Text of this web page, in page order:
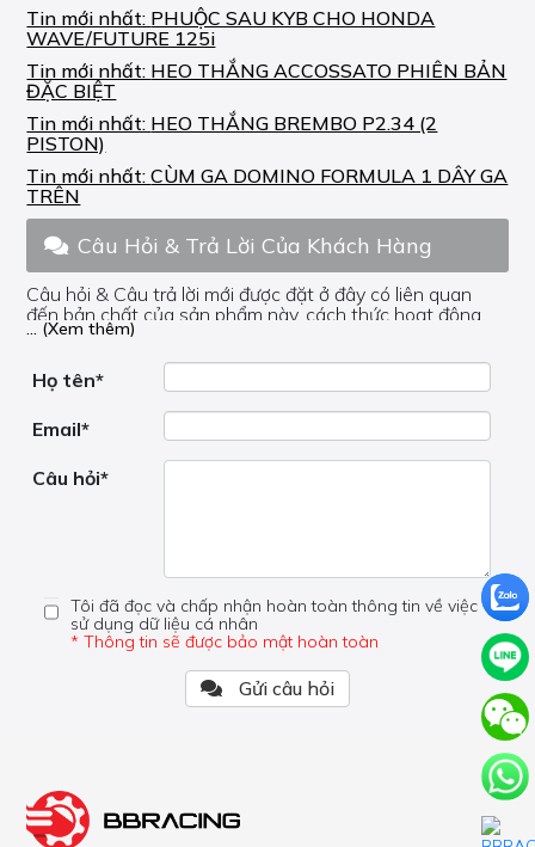
Tin mới nhất: PHUỘC SAU KYB CHO HONDA
WAVE/FUTURE 125i
Tin mới nhất: HEO THẮNG ACCOSSATO PHIÊN BẢN
ĐẶC BIỆT
Tin mới nhất: HEO THẮNG BREMBO P2.34 (2
PISTON)
Tin mới nhất:CÙM GA DOMINO FORMULA 1 DÂY GA
TRÊN
Câu Hỏi & Trả Lời Của Khách Hàng
Câu hỏi & Câu trả lời mới được đặt ở đây có liên quan
đến bản chất của sản phẩm này, cách thức hoạt động,
nơi hoạt động, liệu nó có hữu ích không, v.v.
câu hỏi của bạn ở đây mà bên trong trang đó.
... (Xem thêm)
Họ tên*
Email*
Câu hỏi*
Tôi đã đọc và chấp nhận hoàn toàn thông tin về việc
sử dụng dữ liệu cá nhân
* Thông tin sẽ được bảo mật hoàn toàn
Gửi câu hỏi